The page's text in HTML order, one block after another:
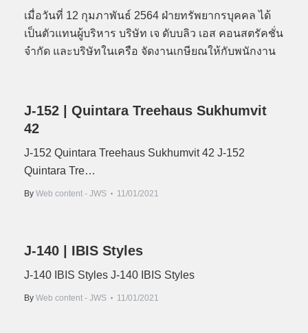
เมื่อวันที่ 12 กุมภาพันธ์ 2564 ฝ่ายทรัพยากรบุคคล ได้
เป็นตัวแทนผู้บริหาร บริษัท เจ ดับบลิว เอส คอนสตรัคชั่น
จำกัด และบริษัทในเครือ จัดงานเกษียณให้กับพนักงาน
J-152 | Quintara Treehaus Sukhumvit
42
J-152 Quintara Treehaus Sukhumvit 42 J-152
Quintara Tre…
By Web content - JWS 11/01/2021
J-140 | IBIS Styles
J-140 IBIS Styles J-140 IBIS Styles
By Web content - JWS 11/01/2021